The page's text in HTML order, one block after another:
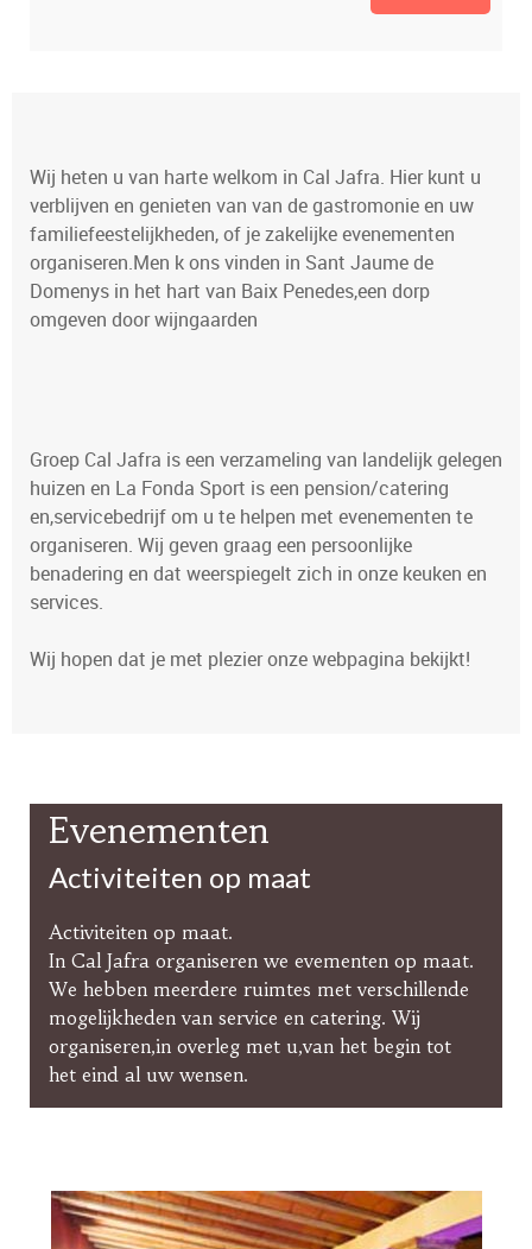
Wij heten u van harte welkom in Cal Jafra. Hier kunt u
verblijven en genieten van van de gastromonie en uw
familiefeestelijkheden, of je zakelijke evenementen
organiseren.Men k ons vinden in Sant Jaume de
Domenys in het hart van Baix Penedes,een dorp
omgeven door wijngaarden
Groep Cal Jafra is een verzameling van landelijk gelegen
huizen en La Fonda Sport is een pension/catering
en,servicebedrijf om u te helpen met evenementen te
organiseren. Wij geven graag een persoonlijke
benadering en dat weerspiegelt zich in onze keuken en
services.
Wij hopen dat je met plezier onze webpagina bekijkt!
Evenementen
Activiteiten op maat
Activiteiten op maat.
In Cal Jafra organiseren we evementen op maat.
We hebben meerdere ruimtes met verschillende
mogelijkheden van service en catering. Wij
organiseren,in overleg met u,van het begin tot
het eind al uw wensen.